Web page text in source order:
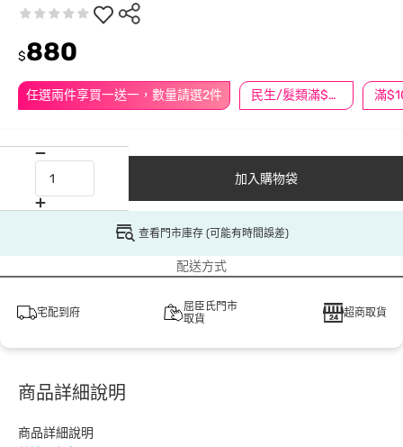
任選兩件享買一送一，數量請選2件 民生/髮類滿$388送舒潔冰巾
$880
加入購物袋
查看門市庫存 (可能有時間誤差)
配送方式
宅配到府
屈臣氏門市
取貨
超商取貨
商品詳細說明
商品詳細說明